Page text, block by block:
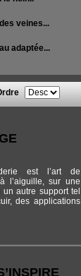
veines...
adaptée...
est l’art de
l’aiguille, sur une
un autre support tel
des applications